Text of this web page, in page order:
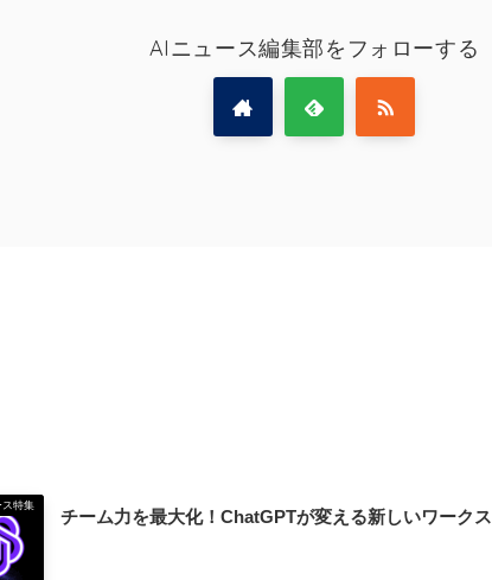
AIニュース編集部をフォローする
ス特集
チーム力を最大化！ChatGPTが変える新しいワーク